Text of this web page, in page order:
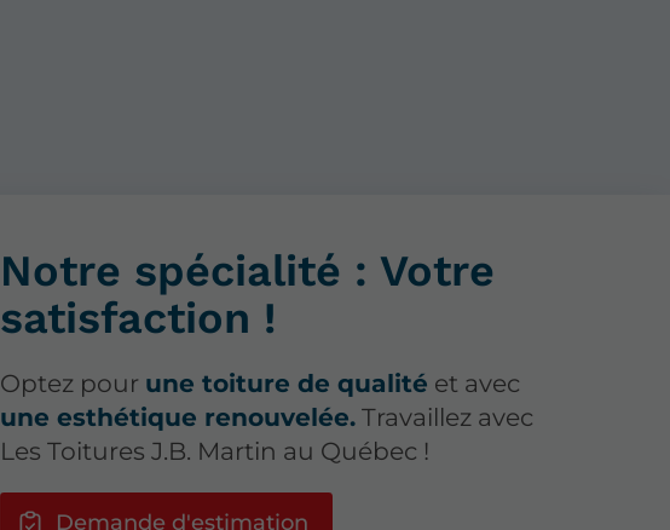
Notre spécialité : Votre
satisfaction !
Optez pour une toiture de qualité et avec
une esthétique renouvelée. Travaillez avec
Les Toitures J.B. Martin au Québec !
Demande d'estimation